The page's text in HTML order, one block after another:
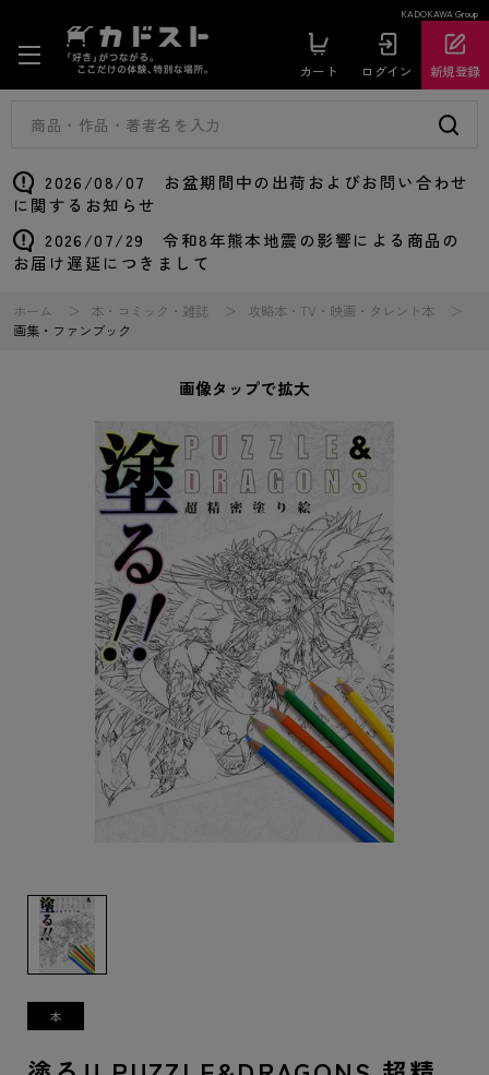
KADOKAWA Group
カート ログイン 新規登録
2026/08/07 お盆期間中の出荷およびお問い合わせ
に関するお知らせ
2026/07/29 令和8年熊本地震の影響による商品の
お届け遅延につきまして
ホーム 本・コミック・雑誌
攻略本・TV・映画・タレント本
画集・ファンブック
画像タップで拡大